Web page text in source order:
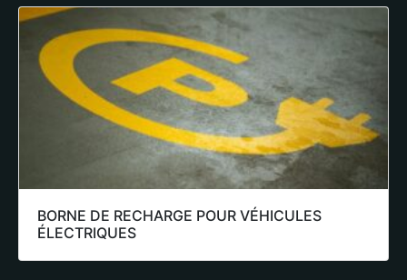
BORNE DE RECHARGE POUR VÉHICULES
ÉLECTRIQUES